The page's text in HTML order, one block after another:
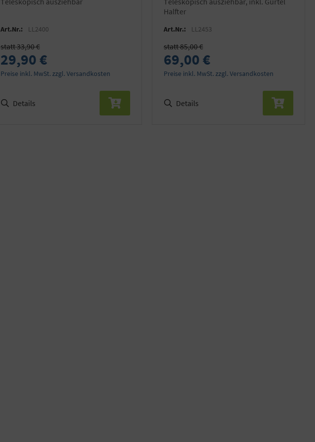
Art.Nr.: LL2400
statt 33,90 €
29,90 €
Preise inkl. MwSt. zzgl. Versandkosten
Details
Halfter
Art.Nr.: LL2453
statt 85,00 €
69,00 €
Preise inkl. MwSt. zzgl. Versandkosten
Details